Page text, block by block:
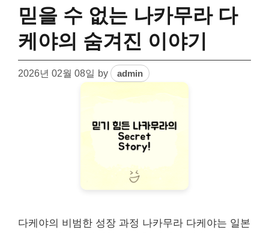
믿을 수 없는 나카무라 다
케야의 숨겨진 이야기
2026년 02월 08일 by admin
다케야의 비범한 성장 과정 나카무라 다케야는 일본